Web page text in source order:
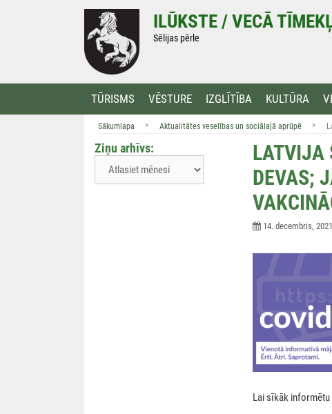
ILŪKSTE / VECĀ
Sēlijas pērle
TŪRISMS VĒSTURE IZGLĪTĪBA KULTŪRA
Sākumlapa > Aktualitātes veselības un sociālajā aprūpē >
LATVIJA
DEVAS;
14. decembris, 2021
Lai sīkāk informētu
Ziņu arhīvs: